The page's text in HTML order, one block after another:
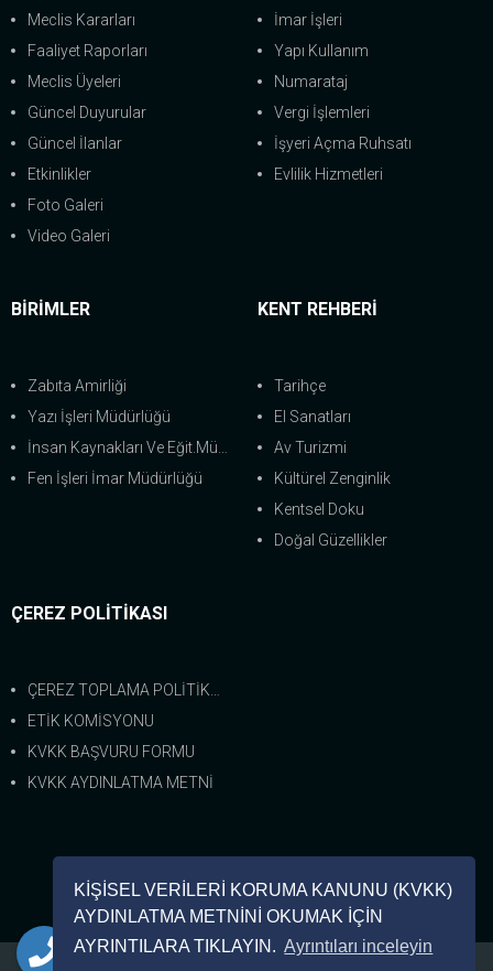
KİŞİSEL VERİLERİ KORUMA KANUNU (KVKK)
AYDINLATMA METNİNİ OKUMAK İÇİN
AYRINTILARA TIKLAYIN. Ayrıntıları inceleyin
Meclis Kararları
Faaliyet Raporları
Meclis Üyeleri
Güncel Duyurular
Güncel İlanlar
Etkinlikler
Foto Galeri
Video Galeri
İmar İşleri
Yapı Kullanım
Numarataj
Vergi İşlemleri
İşyeri Açma Ruhsatı
Evlilik Hizmetleri
BİRİMLER
Zabıta Amirliği
Yazı İşleri Müdürlüğü
İnsan Kaynakları Ve Eğit.Müdürlüğü
Fen İşleri İmar Müdürlüğü
KENT REHBERİ
Tarihçe
El Sanatları
Av Turizmi
Kültürel Zenginlik
Kentsel Doku
Doğal Güzellikler
ÇEREZ POLİTİKASI
ÇEREZ TOPLAMA POLİTİKASI
ETİK KOMİSYONU
KVKK BAŞVURU FORMU
KVKK AYDINLATMA METNİ
Bize Ulaşın
0 (226) 462-8333